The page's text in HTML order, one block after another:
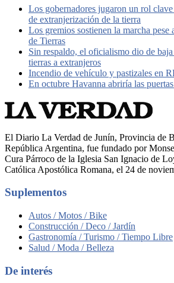
Los gobernadores jugaron un rol
de extranjerización de la tierra
Los gremios sostienen la marcha
de Tierras
Sin respaldo, el oficialismo dio de
tierras a extranjeros
Incendio de vehículo y pastizales en
En octubre Havanna abriría las
El Diario La Verdad de Junín, Provincia de
República Argentina, fue fundado por
Cura Párroco de la Iglesia San Ignacio de
Católica Apostólica Romana, el 24 de
Suplementos
Autos / Motos / Bike
Construcción / Deco / Jardín
Gastronomía / Turismo / Tiempo Libre
Salud / Moda / Belleza
De interés